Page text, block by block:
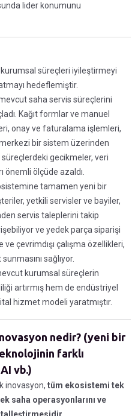
lider konumunu
süreçleri iyileştirmeyi
hedeflemiştir.
saha servis süreçlerini
Kağıt formlar ve manuel
onay ve faturalama işlemleri,
bir sistem üzerinden
gecikmeler, veri
önemli ölçüde azaldı.
tamamen yeni bir
yetkili servisler ve bayiler,
servis taleplerini takip
ve yedek parça siparişi
çevrimdışı çalışma özellikleri,
sağlıyor.
kurumsal süreçlerin
artırmış hem de endüstriyel
hizmet modeli yaratmıştır.
nedir? (yeni bir
farklı
vb.)
inovasyon, tüm ekosistemi tek
saha operasyonlarını ve